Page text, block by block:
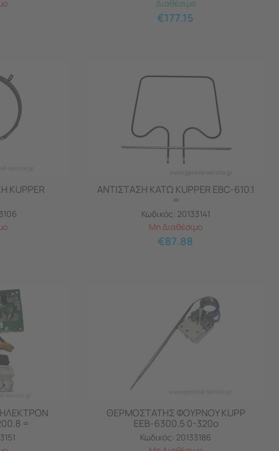
Διαθέσιμο
€177.15
KUPPER
ΑΝΤΙΣΤΑΣΗ ΚΑΤΩ KUPPER EBC-610.1
=
Κωδικός: 20133141
Μη Διαθέσιμο
€87.88
=
ΘΕΡΜΟΣΤΑΤΗΣ ΦΟΥΡΝΟΥ KUPP
EEB-6300.5 0-320ο
Κωδικός: 20133186